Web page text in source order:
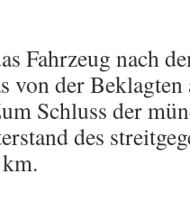
Fahrzeug nach
von der Beklagten
Schluss der
des